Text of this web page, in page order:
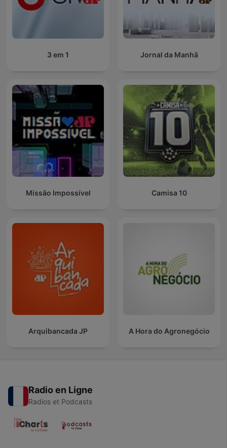
3 em 1 Jornal da Manhã
Missão Impossível Camisa 10
Arquibancada JP A Hora do Agronegócio
Radio en Ligne
Radios et Podcasts